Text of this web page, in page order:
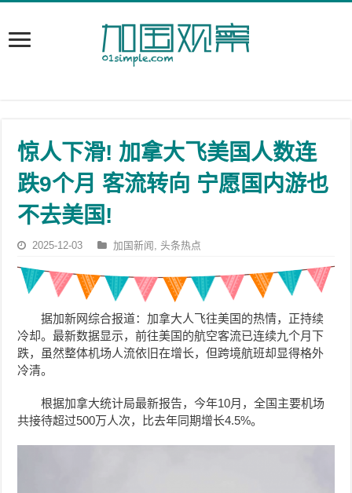
惊人下滑! 加拿大飞美国人数连
跌9个月 客流转向 宁愿国内游也
不去美国!
2025-12-03 加国新闻 ,头条热点
据加新网综合报道：加拿大人飞往美国的热情，正持续
冷却。最新数据显示，前往美国的航空客流已连续九个月下
跌，虽然整体机场人流依旧在增长，但跨境航班却显得格外
冷清。
根据加拿大统计局最新报告，今年10月，全国主要机场
共接待超过500万人次，比去年同期增长4.5%。